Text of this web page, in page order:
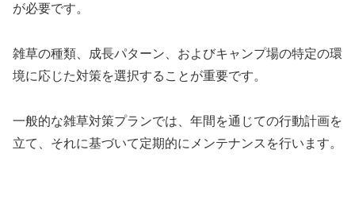
が必要です。
雑草の種類、成長パターン、およびキャンプ場の特定の環
境に応じた対策を選択することが重要です。
一般的な雑草対策プランでは、年間を通じての行動計画を
立て、それに基づいて定期的にメンテナンスを行います。